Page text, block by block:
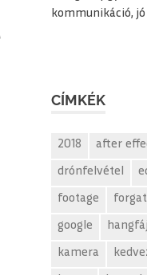
kommunikáció,
CÍMKÉK
2018 after
drónfelvétel
footage
google hangfájl
kamera